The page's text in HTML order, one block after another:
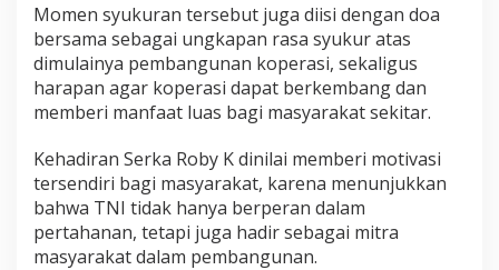
l
o
n
g
B
e
a
t
i
Momen syukuran tersebut juga diisi dengan doa
bersama sebagai ungkapan rasa syukur atas
dimulainya pembangunan koperasi, sekaligus
harapan agar koperasi dapat berkembang dan
memberi manfaat luas bagi masyarakat sekitar.
Kehadiran Serka Roby K dinilai memberi motivasi
tersendiri bagi masyarakat, karena menunjukkan
bahwa TNI tidak hanya berperan dalam
pertahanan, tetapi juga hadir sebagai mitra
masyarakat dalam pembangunan.